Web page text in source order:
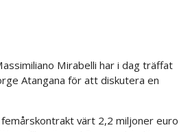
Mirabelli har i dag träffat
Atangana för att diskutera en
värt 2,2 miljoner euro